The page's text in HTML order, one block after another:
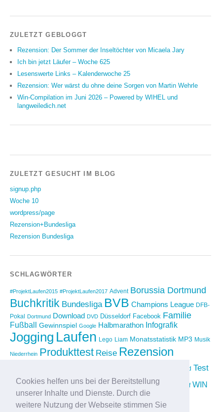
Cookies helfen uns bei der Bereitstellung
unserer Inhalte und Dienste. Durch die
weitere Nutzung der Webseite stimmen Sie
ZULETZT GEBLOGGT
Rezension: Der Sommer der Inseltöchter von Micaela Jary
Ich bin jetzt Läufer – Woche 625
Lesenswerte Links – Kalenderwoche 25
Rezension: Wer wärst du ohne deine Sorgen von Martin Wehrle
Win-Compilation im Juni 2026 – Powered by WIHEL und
langweiledich.net
ZULETZT GESUCHT IM BLOG
signup.php
Woche 10
wordpress/page
Rezension+Bundesliga
Rezension Bundesliga
SCHLAGWÖRTER
#ProjektLaufen2015 #ProjektLaufen2017 Advent Borussia Dortmund
Buchkritik Bundesliga BVB Champions League DFB-
Pokal Dortmund Download DVD Düsseldorf Facebook Familie
Fußball Gewinnspiel Google Halbmarathon Infografik
Jogging Laufen Lego Liam Monatsstatistik MP3 Musik
Niederrhein Produkttest Reise Rezension
sponsored Test
Twitter Urlaub Video vimeo Weihnachten Wettkampf WIN
Compilation
YouTube